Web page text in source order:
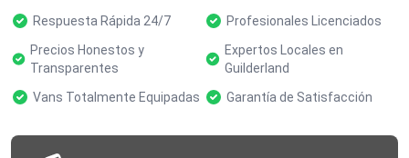
Respuesta Rápida 24/7
Profesionales Licenciados
Precios Honestos y
Transparentes
Expertos Locales en
Guilderland
Vans Totalmente Equipadas
Garantía de Satisfacción